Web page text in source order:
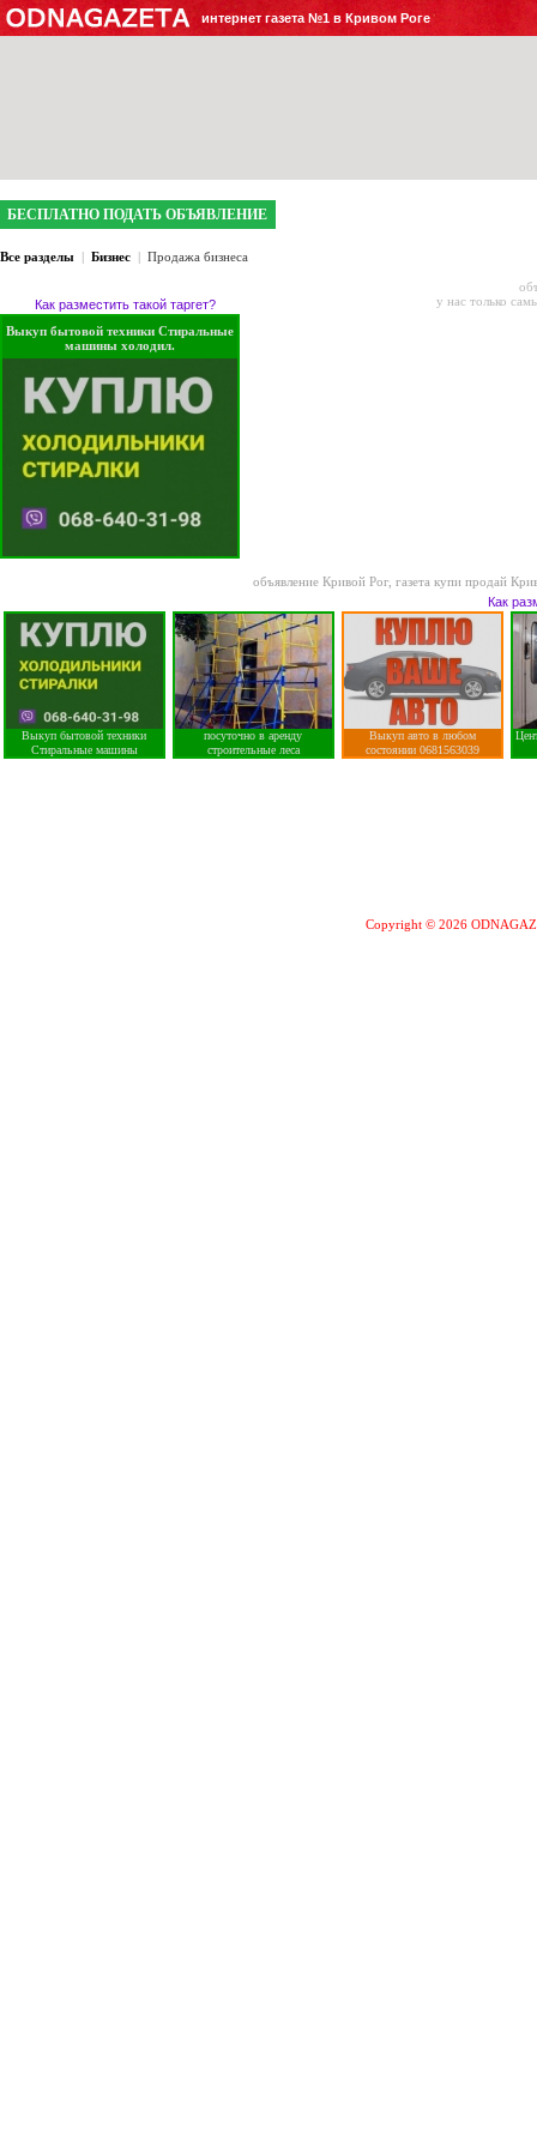
интернет газета №1 в Кривом Роге
БЕСПЛАТНО ПОДАТЬ ОБЪЯВЛЕНИЕ
Все разделы | Бизнес | Продажа бизнеса
Как разместить такой таргет?
Выкуп бытовой техники Стиральные
машины холодил.
у нас только
объявление Кривой Рог, газета купи продай
Как
Выкуп бытовой техники
Стиральные машины
посуточно в аренду
строительные леса
Выкуп авто в любом
состоянии 0681563039
Copyright © 2026